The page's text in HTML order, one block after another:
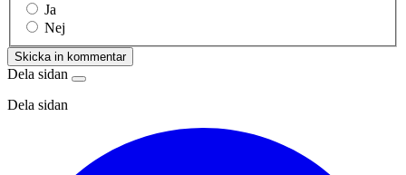
Ja
Nej
Skicka in kommentar
Dela sidan
Dela sidan